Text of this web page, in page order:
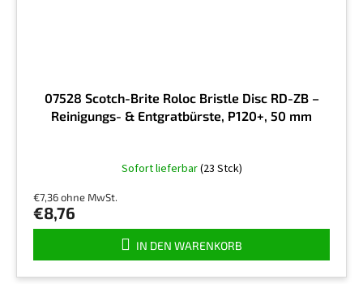
07528 Scotch-Brite Roloc Bristle Disc RD-ZB –
Reinigungs- & Entgratbürste, P120+, 50 mm
Sofort lieferbar(23 Stck)
€7,36 ohne MwSt.
€8,76
IN DEN WARENKORB